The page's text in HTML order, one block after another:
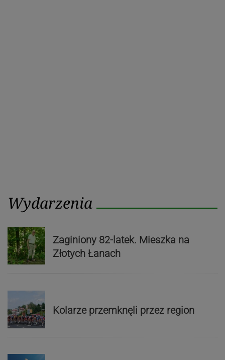
Wydarzenia
Zaginiony 82-latek. Mieszka na
Złotych Łanach
Kolarze przemknęli przez region